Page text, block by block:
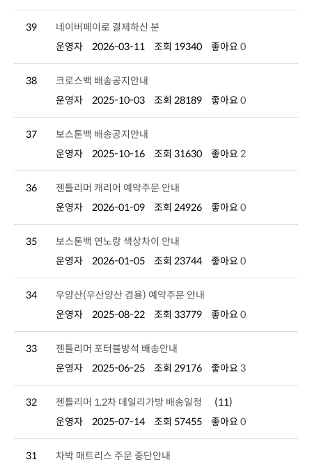
39
네이버페이로 결제하신 분
운영자
2026-03-11 조회 19340 좋아요 0
38
크로스백 배송공지안내
운영자
2025-10-03 조회 28189 좋아요 0
37
보스톤백 배송공지안내
운영자
2025-10-16 조회 31630 좋아요 2
36
젠틀리머 캐리어 예약주문 안내
운영자
2026-01-09 조회 24926 좋아요 0
35
보스톤백 연노랑 색상차이 안내
운영자
2026-01-05 조회 23744 좋아요 0
34
우양산(우산양산 겸용) 예약주문 안내
운영자
2025-08-22 조회 33779 좋아요 0
33
젠틀리머 포터블방석 배송안내
운영자
2025-06-25 조회 29176 좋아요 3
32 젠틀리머 1,2차 데일리가방 배송일정
(11)
운영자
2025-07-14 조회 57455 좋아요 0
31
차박 매트리스 주문 중단안내